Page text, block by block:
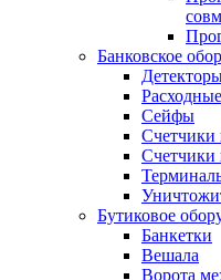
Банковское
Сейфы
Счетчики
Счетчики
Бутиковое
Банкетки
Вешала
Ворота